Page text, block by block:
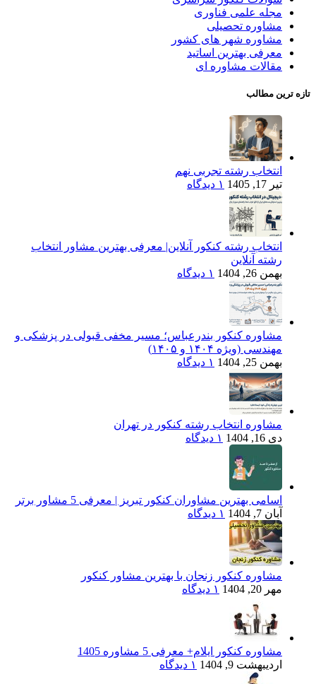
مجله علمی فناوری
مشاوره تحصیلی
مشاوره شهر های کشور
معرفی بهترین اساتید
مقالات مشاوره ای
تازه ترین مطالب
انتخاب رشته تجربی نهم
تیر 17, 1405
۱ دیدگاه
انتخاب رشته کنکور آنلاین| معرفی بهترین مشاور انتخاب
رشته آنلاین
بهمن 26, 1404
۱ دیدگاه
مشاوره کنکور بندرعباس؛ مسیر مخفی قبولی در پزشکی و
مهندسی (ویژه ۱۴۰۴ و ۱۴۰۵)
بهمن 25, 1404
۱ دیدگاه
مشاوره انتخاب رشته کنکور در تهران
دی 16, 1404
۱ دیدگاه
اسامی بهترین مشاوران کنکور تبریز | معرفی 5 مشاور برتر
آبان 7, 1404
۱ دیدگاه
مشاوره کنکور زنجان با بهترین مشاور کنکور
مهر 20, 1404
۱ دیدگاه
مشاوره کنکور ایلام+ معرفی 5 مشاوره 1405
اردیبهشت 9, 1404
۱ دیدگاه